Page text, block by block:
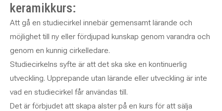
keramikkurs:
Att gå en studiecirkel innebär gemensamt lärande och
möjlighet till ny eller fördjupad kunskap genom varandra och
genom en kunnig cirkelledare.
Studiecirkelns syfte är att det ska ske en kontinuerlig
utveckling. Upprepande utan lärande eller utveckling är inte
vad en studiecirkel får användas till.
Det är förbjudet att skapa alster på en kurs för att sälja